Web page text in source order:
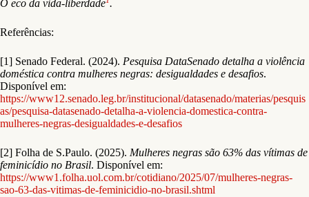
O eco da vida-liberdade .
Referências:
[1] Senado Federal. (2024). Pesquisa DataSenado detalha a violência
doméstica contra mulheres negras: desigualdades e desafios.
Disponível em:
https://www12.senado.leg.br/institucional/datasenado/materias/pesquis
as/pesquisa-datasenado-detalha-a-violencia-domestica-contra-
mulheres-negras-desigualdades-e-desafios
[2] Folha de S.Paulo. (2025). Mulheres negras são 63% das vítimas de
feminicídio no Brasil. Disponível em:
https://www1.folha.uol.com.br/cotidiano/2025/07/mulheres-negras-
sao-63-das-vitimas-de-feminicidio-no-brasil.shtml